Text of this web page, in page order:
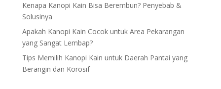
Kenapa Kanopi Kain Bisa Berembun? Penyebab &
Solusinya
Apakah Kanopi Kain Cocok untuk Area Pekarangan
yang Sangat Lembap?
Tips Memilih Kanopi Kain untuk Daerah Pantai yang
Berangin dan Korosif